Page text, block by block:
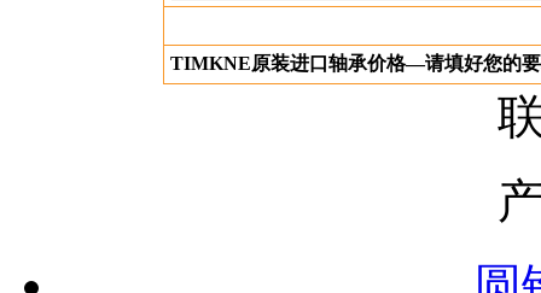
TIMKNE原装进口轴承价格—请填好您的